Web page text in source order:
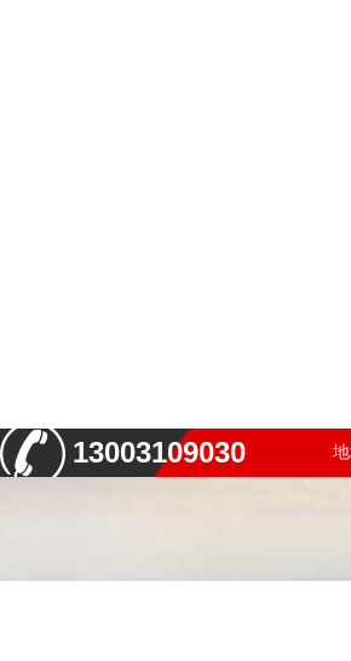
13003109030